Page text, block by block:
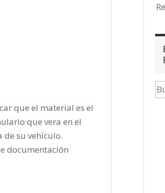
que el material es el
que vera en el
de su vehículo.
documentación